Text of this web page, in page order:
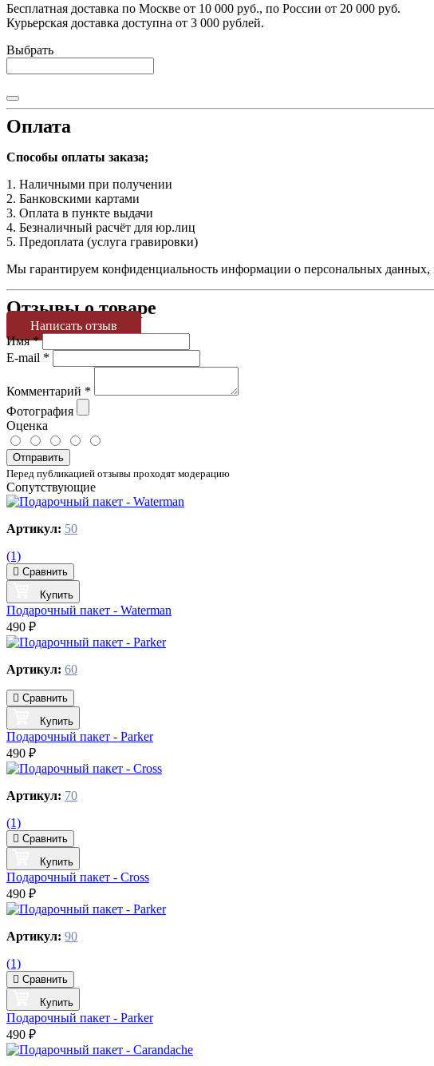
Бесплатная доставка по Москве от 10 000 руб., по России от 20 000 руб.
Курьерская доставка доступна от 3 000 рублей.
Выбрать
Оплата
Способы оплаты заказа;
1. Наличными при получении
2. Банковскими картами
3. Оплата в пункте выдачи
4. Безналичный расчёт для юр.лиц
5. Предоплата (услуга гравировки)
Мы гарантируем конфиденциальность информации о персональных данных,
Отзывы о товаре
Написать отзыв
Имя*
E-mail *
Комментарий *
Фотография
Оценка
Отправить
Перед публикацией отзывы проходят модерацию
Сопутствующие
Артикул: 50
(1)
Сравнить
Купить
Подарочный пакет - Waterman
490 ₽
Артикул: 60
Сравнить
Купить
Подарочный пакет - Parker
490 ₽
Артикул: 70
(1)
Сравнить
Купить
Подарочный пакет - Cross
490 ₽
Артикул: 90
(1)
Сравнить
Купить
Подарочный пакет - Parker
490 ₽